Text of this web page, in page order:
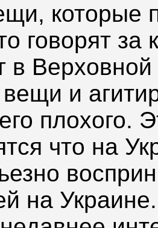
которые
говорят
в
и
плохого.
что на
на